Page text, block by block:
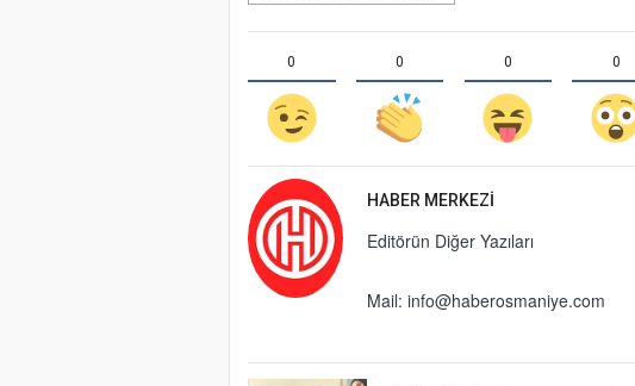
0 0 0 0
HABER MERKEZI
Editörün Diğer Yazıları
Mail: info@haberosmaniye.com